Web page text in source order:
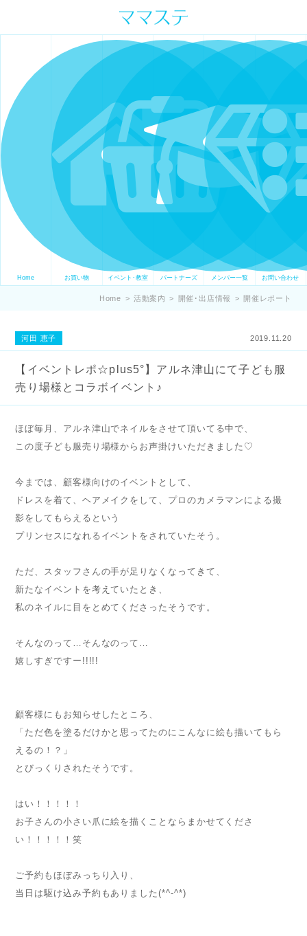
ママの才能発信します。 手づくり
表現ステージ ママステ スキル・セ
ンスを表現したいママが集まって
ます。
Home お買い物 イベント･教室 パートナーズ メンバー一覧 お問い合わせ
Home > 活動案内 > 開催･出店情報 > 開催レポート
河田 恵子 2019.11.20
【イベントレポ☆plus5°】アルネ津山にて子ども服
売り場様とコラボイベント♪
ほぼ毎月、アルネ津山でネイルをさせて頂いてる中で、
この度子ども服売り場様からお声掛けいただきました♡
今までは、顧客様向けのイベントとして、
ドレスを着て、ヘアメイクをして、プロのカメラマンによる撮
影をしてもらえるという
プリンセスになれるイベントをされていたそう。
ただ、スタッフさんの手が足りなくなってきて、
新たなイベントを考えていたとき、
私のネイルに目をとめてくださったそうです。
そんなのって…そんなのって…
嬉しすぎですー!!!!!
顧客様にもお知らせしたところ、
「ただ色を塗るだけかと思ってたのにこんなに絵も描いてもら
えるの！？」
とびっくりされたそうです。
はい！！！！！
お子さんの小さい爪に絵を描くことならまかせてくださ
い！！！！！笑
ご予約もほぼみっちり入り、
当日は駆け込み予約もありました(*^-^*)